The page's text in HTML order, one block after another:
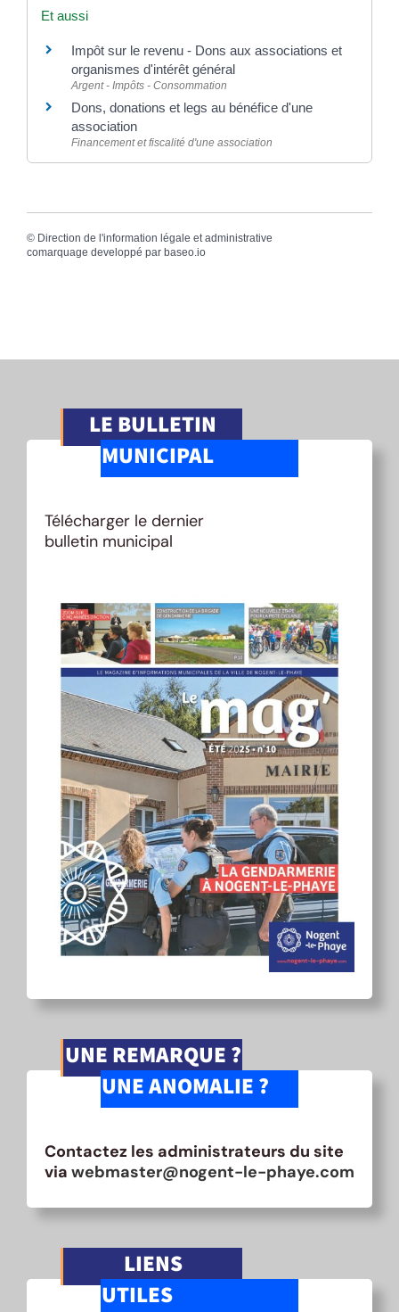
Et aussi
Impôt sur le revenu - Dons aux associations et
organismes d'intérêt général
Argent - Impôts - Consommation
Dons, donations et legs au bénéfice d'une
association
Financement et fiscalité d'une association
© Direction de l'information légale et administrative
comarquage developpé par baseo.io
LE BULLETIN
MUNICIPAL
Télécharger le dernier
bulletin municipal
UNE REMARQUE ?
UNE ANOMALIE ?
Contactez les administrateurs du site
via webmaster@nogent-le-phaye.com
LIENS
UTILES